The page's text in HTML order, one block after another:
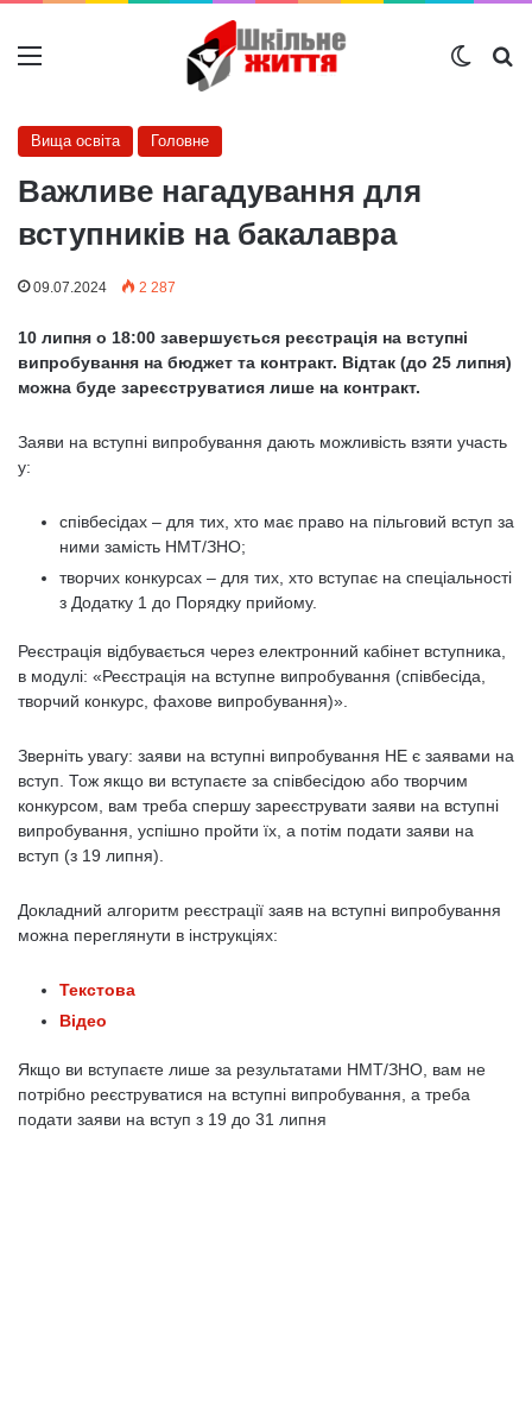
Меню
Вища освіта Головне
Важливе нагадування для
вступників на бакалавра
09.07.2024 2 287
10 липня о 18:00 завершується реєстрація на вступні
випробування на бюджет та контракт. Відтак (до 25 липня)
можна буде зареєструватися лише на контракт.
Заяви на вступні випробування дають можливість взяти участь
у:
співбесідах – для тих, хто має право на пільговий вступ за
ними замість НМТ/ЗНО;
творчих конкурсах – для тих, хто вступає на спеціальності
з Додатку 1 до Порядку прийому.
Реєстрація відбувається через електронний кабінет вступника,
в модулі: «Реєстрація на вступне випробування (співбесіда,
творчий конкурс, фахове випробування)».
Зверніть увагу: заяви на вступні випробування НЕ є заявами на
вступ. Тож якщо ви вступаєте за співбесідою або творчим
конкурсом, вам треба спершу зареєструвати заяви на вступні
випробування, успішно пройти їх, а потім подати заяви на
вступ (з 19 липня).
Докладний алгоритм реєстрації заяв на вступні випробування
можна переглянути в інструкціях:
Текстова
Відео
Якщо ви вступаєте лише за результатами НМТ/ЗНО, вам не
потрібно реєструватися на вступні випробування, а треба
подати заяви на вступ з 19 до 31 липня